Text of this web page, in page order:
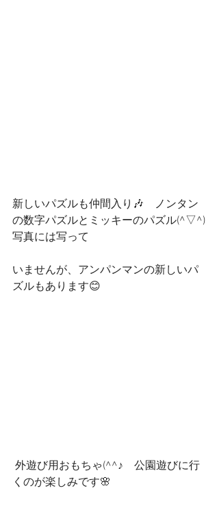
新しいパズルも仲間入り🎶　ノンタン
の数字パズルとミッキーのパズル(^▽^)
写真には写って
いませんが、アンパンマンの新しいパ
ズルもあります😊
くのが楽しみです🌸